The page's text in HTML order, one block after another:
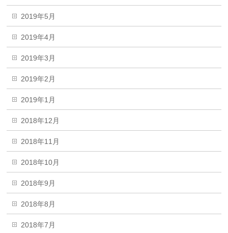
2019年5月
2019年4月
2019年3月
2019年2月
2019年1月
2018年12月
2018年11月
2018年10月
2018年9月
2018年8月
2018年7月